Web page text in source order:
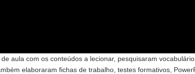
aula com os conteúdos a lecionar, pesquisaram
elaboraram fichas de trabalho, testes formativos,